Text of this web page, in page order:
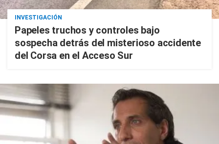
INVESTIGACIÓN
Papeles truchos y controles bajo
sospecha detrás del misterioso accidente
del Corsa en el Acceso Sur